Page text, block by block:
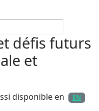
défis futurs
et
disponible en EN